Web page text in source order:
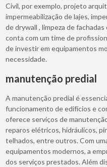
Civil, por exemplo, projeto
impermeabilização de lajes,
de drywall , limpeza de
conta com um time de
de investir em equipamentos
necessidade.
manutenção predial
A manutenção predial é
funcionamento de edifícios e
oferece serviços de
reparos elétricos, hidráulicos,
telhados, entre outros. Com
equipamentos modernos, a
dos serviços prestados. Além